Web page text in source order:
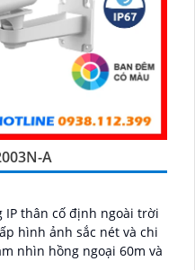
A
IP thân cố định ngoài trời
hình ảnh sắc nét và chi